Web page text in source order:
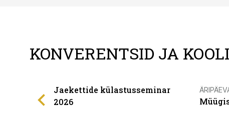
KONVERENTSID JA
Jaekettide külastusseminar
2026